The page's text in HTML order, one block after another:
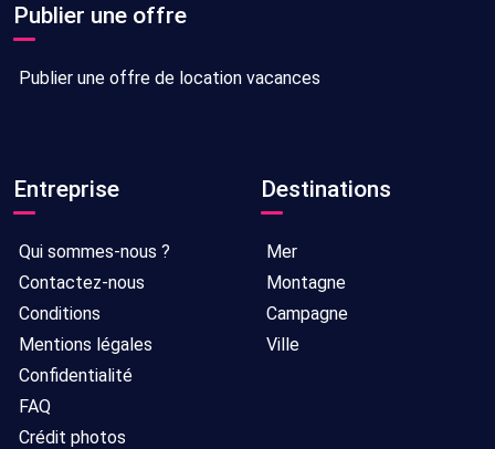
Publier une offre
Publier une offre de location vacances
Entreprise
Qui sommes-nous ?
Contactez-nous
Conditions
Mentions légales
Confidentialité
FAQ
Crédit photos
Destinations
Mer
Montagne
Campagne
Ville